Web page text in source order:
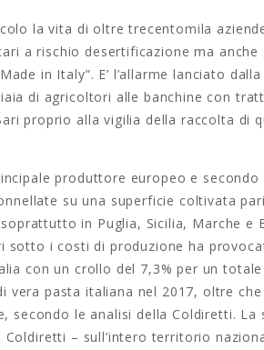
la vita di oltre trecentomila
a rischio desertificazione ma
in Italy”. E’ l’allarme lanciato
di agricoltori alle banchine con
proprio alla vigilia della raccolta di
produttore europeo e
su una superficie coltivata
in Puglia, Sicilia, Marche e
sotto i costi di produzione ha
con un crollo del 7,3% per un
pasta italiana nel 2017, oltre che
secondo le analisi della Coldiretti.
– sull’intero territorio